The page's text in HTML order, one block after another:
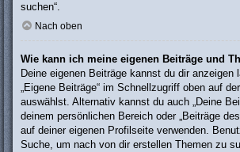
suchen“.
Nach oben
Wie kann ich meine eigenen Beiträge und
Deine eigenen Beiträge kannst du dir anzeigen
„Eigene Beiträge“ im Schnellzugriff oben auf
auswählst. Alternativ kannst du auch „Deine
deinem persönlichen Bereich oder „Beiträge
auf deiner eigenen Profilseite verwenden.
Suche, um nach von dir erstellen Themen zu